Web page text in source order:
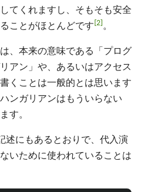
てくれますし、そもそも安全
ことがほとんどです 2 。
、本来の意味である「プログ
アン」や、あるいはアクセス
くことは一般的とは思います
ンガリアンはもういらない
す。
述にもあるとおりで、代入演
いために使われていることは